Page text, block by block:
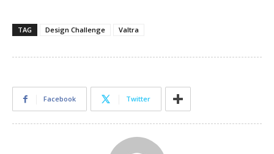
TAG Design Challenge Valtra
Facebook Twitter